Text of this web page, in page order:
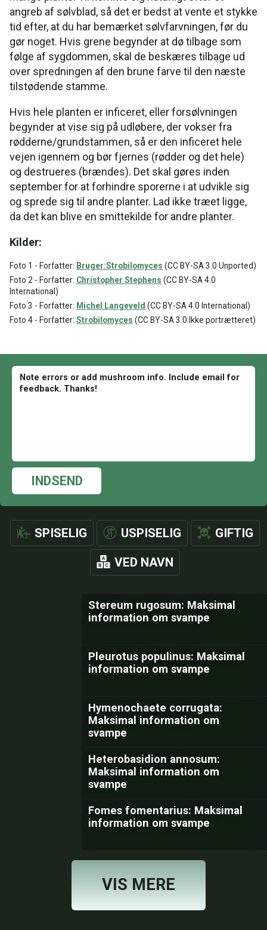
angreb af sølvblad, så det er bedst at vente et stykke
tid efter, at du har bemærket sølvfarvningen, før du
gør noget. Hvis grene begynder at dø tilbage som
følge af sygdommen, skal de beskæres tilbage ud
over spredningen af den brune farve til den næste
tilstødende stamme.
Hvis hele planten er inficeret, eller forsølvningen
begynder at vise sig på udløbere, der vokser fra
rødderne/grundstammen, så er den inficeret hele
vejen igennem og bør fjernes (rødder og det hele)
og destrueres (brændes). Det skal gøres inden
september for at forhindre sporerne i at udvikle sig
og sprede sig til andre planter. Lad ikke træet ligge,
da det kan blive en smittekilde for andre planter.
Kilder:
Foto 1 - Forfatter: Bruger:Strobilomyces (CC BY-SA 3.0 Unported)
Foto 2 - Forfatter: Christopher Stephens (CC BY-SA 4.0
International)
Foto 3 - Forfatter: Michel Langeveld (CC BY-SA 4.0 International)
Foto 4 - Forfatter: Strobilomyces (CC BY-SA 3.0 Ikke portrætteret)
INDSEND
SPISELIG USPISELIG GIFTIG
VED NAVN
Stereum rugosum: Maksimal
information om svampe
Pleurotus populinus: Maksimal
information om svampe
Hymenochaete corrugata:
Maksimal information om
svampe
Heterobasidion annosum:
Maksimal information om
svampe
Fomes fomentarius: Maksimal
information om svampe
VIS MERE